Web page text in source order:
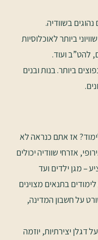
בשוודיה.
ביותר לאוכלוסיות
להט”ב ועוד.
ביותר. בנות ובנים
אז אתם כנראה לא
אזרחי שוודיה יכולים
– מגן ילדים ועד
בתנאים מצוינים
על חשבון המדינה,
דגלן יצירתיות, יוזמה